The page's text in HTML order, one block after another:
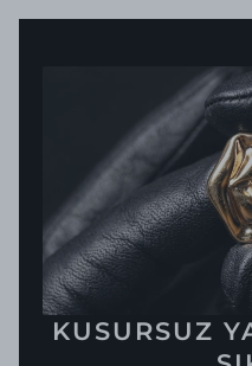
KUSURSUZ